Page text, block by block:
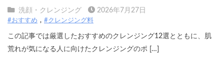
洗顔・クレンジング 2026年7月27日
#おすすめ #クレンジング料
この記事では厳選したおすすめのクレンジング12選とともに、肌
荒れが気になる人に向けたクレンジングのポ […]